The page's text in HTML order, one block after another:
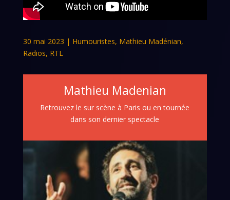
30 mai 2023 | Humouristes, Mathieu Madénian,
Radios, RTL
Mathieu Madenian
Retrouvez le sur scène à Paris ou en tournée
dans son dernier spectacle